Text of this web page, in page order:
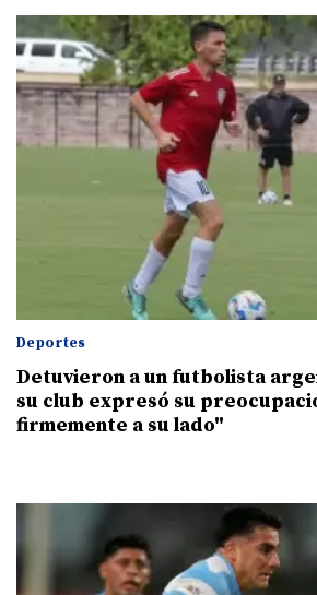
Deportes
Detuvieron a un futbolista
su club expresó su
firmemente a su lado"